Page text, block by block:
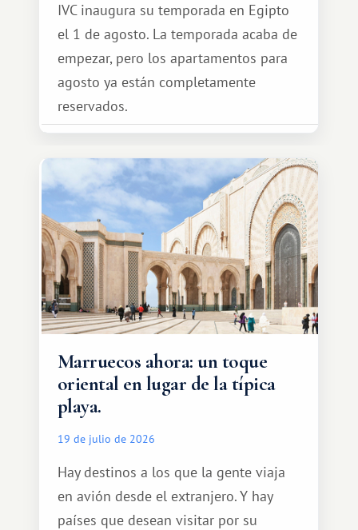
IVC inaugura su temporada en Egipto
el 1 de agosto. La temporada acaba de
empezar, pero los apartamentos para
agosto ya están completamente
reservados.
Marruecos ahora: un toque
oriental en lugar de la típica
playa.
19 de julio de 2026
Hay destinos a los que la gente viaja
en avión desde el extranjero. Y hay
países que desean visitar por su